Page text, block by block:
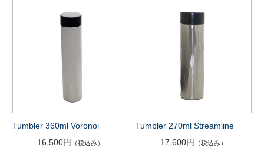
Tumbler 360ml Voronoi
16,500円
（税込み）
Tumbler 270ml Streamline
17,600円
（税込み）